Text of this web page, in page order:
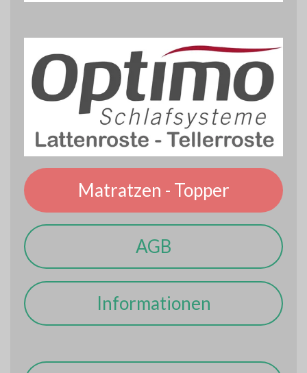
Matratzen - Topper
AGB
Informationen